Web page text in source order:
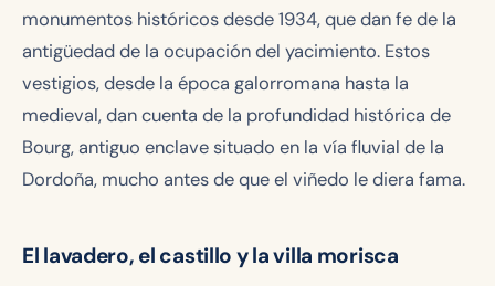
monumentos históricos desde 1934, que dan fe de la
antigüedad de la ocupación del yacimiento. Estos
vestigios, desde la época galorromana hasta la
medieval, dan cuenta de la profundidad histórica de
Bourg, antiguo enclave situado en la vía fluvial de la
Dordoña, mucho antes de que el viñedo le diera fama.
El lavadero, el castillo y la villa morisca